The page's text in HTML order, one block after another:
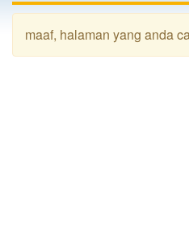
maaf, halaman yang anda